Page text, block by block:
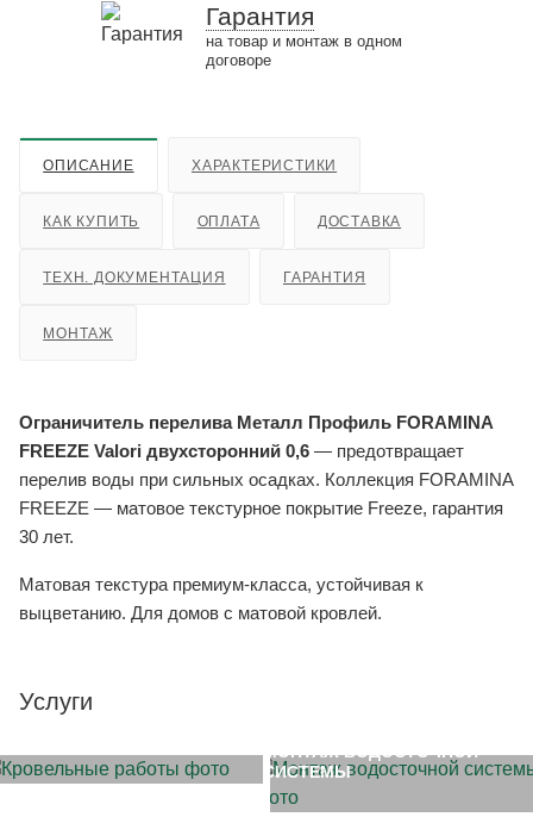
Гарантия
на товар и монтаж в одном
договоре
ОПИСАНИЕ ХАРАКТЕРИСТИКИ
КАК КУПИТЬ ОПЛАТА ДОСТАВКА
ТЕХН. ДОКУМЕНТАЦИЯ ГАРАНТИЯ
МОНТАЖ
Ограничитель перелива Металл Профиль FORAMINA
FREEZE Valori двухсторонний 0,6 — предотвращает
перелив воды при сильных осадках. Коллекция FORAMINA
FREEZE — матовое текстурное покрытие Freeze, гарантия
30 лет.
Матовая текстура премиум-класса, устойчивая к
выцветанию. Для домов с матовой кровлей.
Услуги
МОНТАЖ ВОДОСТОЧНОЙ
СИСТЕМЫ
ОБЪЕКТА